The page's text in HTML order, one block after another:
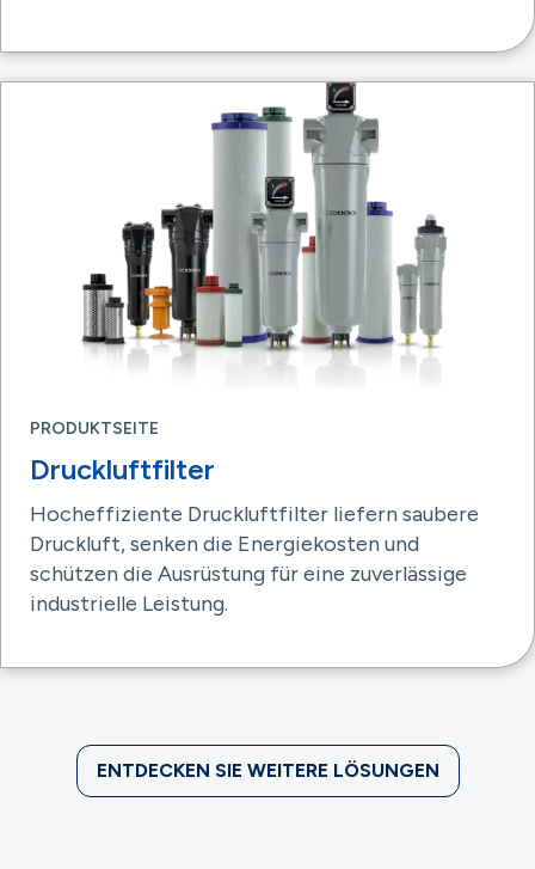
PRODUKTSEITE
Druckluftfilter
Hocheffiziente Druckluftfilter liefern saubere
Druckluft, senken die Energiekosten und
schützen die Ausrüstung für eine zuverlässige
industrielle Leistung.
ENTDECKEN SIE WEITERE LÖSUNGEN